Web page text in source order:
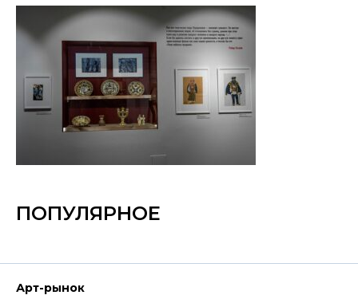
ПОПУЛЯРНОЕ
Арт-рынок